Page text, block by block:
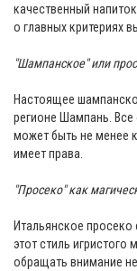
качественный
о главных критериях
"Шампанское" или
Настоящее
регионе Шампань. Все
может быть не менее
имеет права.
"Просеко" как
Итальянское
этот стиль игристого
обращать внимание